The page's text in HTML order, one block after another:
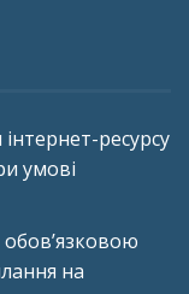
ресурсу
умові
на